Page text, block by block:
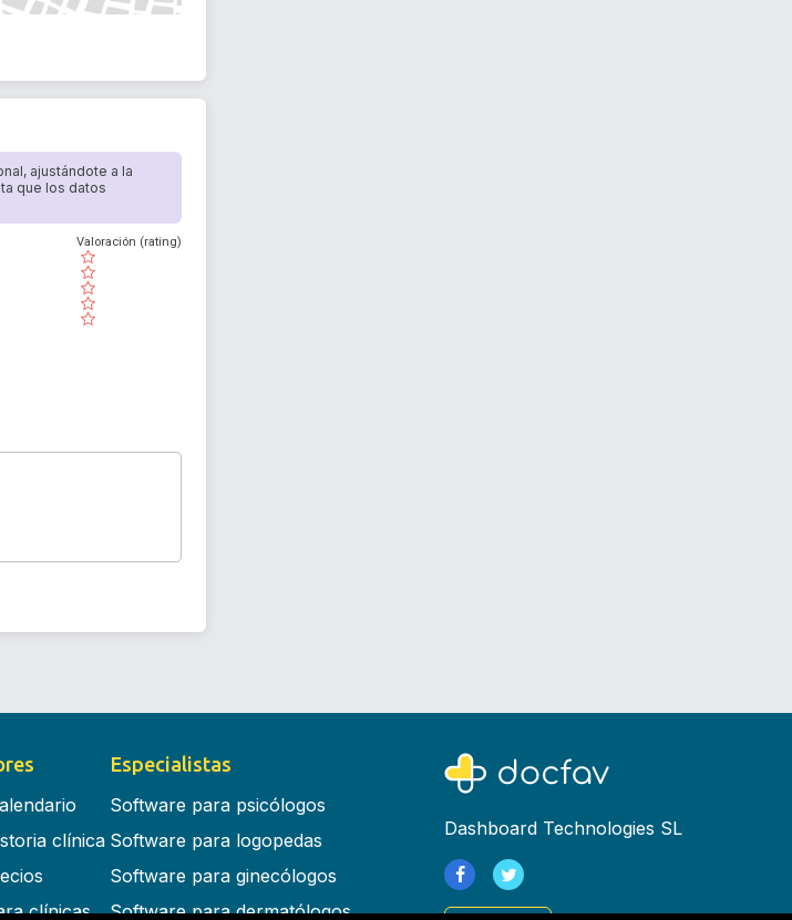
ajustándote a la
que los datos
( )
( )
( )
( )
( )
Valoración (rating)
clínica
clínicas
Especialistas
Software para psicólogos
Software para logopedas
Software para ginecólogos
Software para dermatólogos
Dashboard Technologies SL